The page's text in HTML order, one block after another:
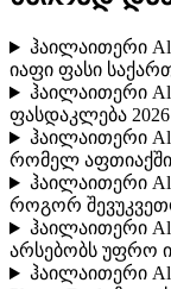
ჰაილაითერი All
იაფი ფასი
ჰაილაითერი All
ფასდაკლება 2026
ჰაილაითერი All
რომელ
ჰაილაითერი All
როგორ
ჰაილაითერი All
არსებობს უფრო
ჰაილაითერი All